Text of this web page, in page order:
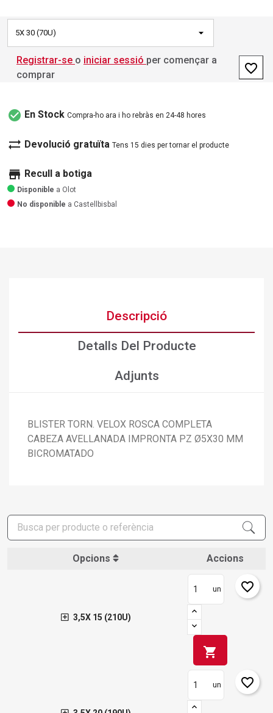
5X 30 (70U)
Registrar-se o iniciar sessió per començar a
comprar
favorite_border
check_circle En Stock Compra-ho ara i ho rebràs en 24-48 hores
sync_alt Devolució gratuïta Tens 15 dies per tornar el producte
store Recull a botiga
Disponible a Olot
No disponible a Castellbisbal
Descripció
Detalls Del Producte
Adjunts
BLISTER TORN. VELOX ROSCA COMPLETA
CABEZA AVELLANADA IMPRONTA PZ Ø5X30 MM
BICROMATADO
Opcions Accions
3,5X 15 (210U)
un
shopping_cart
favorite_border
un favorite_border